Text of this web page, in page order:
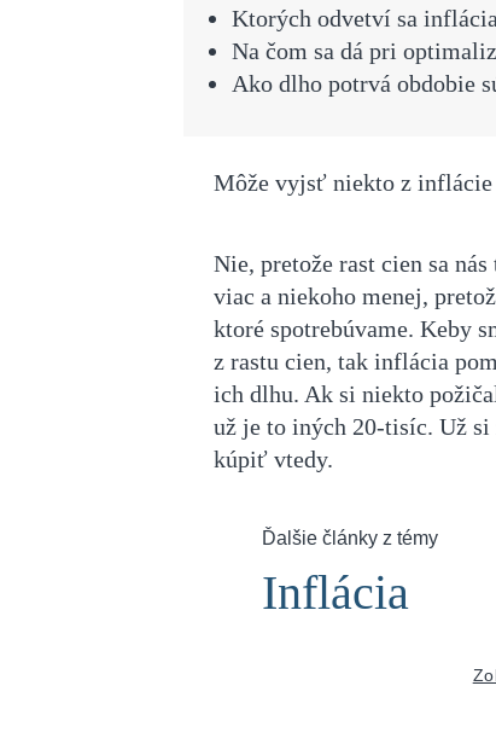
Ktorých odvetví sa
Na čom sa dá pri
Ako dlho potrvá obdobie
Môže vyjsť niekto z
Nie, pretože rast cien sa
viac a niekoho menej,
ktoré spotrebúvame. Keby
z rastu cien, tak inflácia
ich dlhu. Ak si niekto
už je to iných 20-tisíc. Už
kúpiť vtedy.
Ďalšie články z témy
Inflácia